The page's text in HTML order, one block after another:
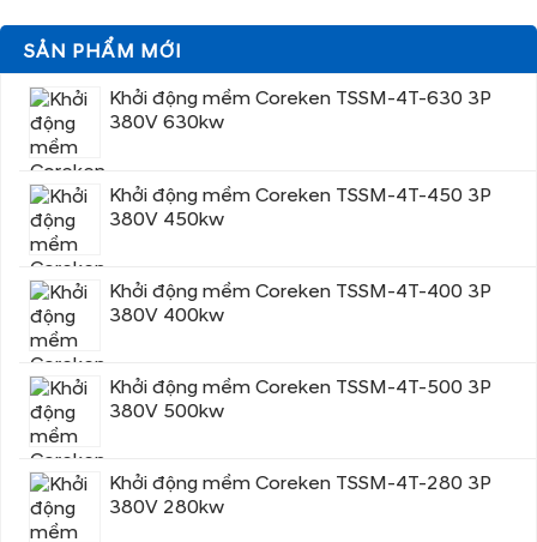
SẢN PHẨM MỚI
Khởi động mềm Coreken TSSM-4T-630 3P
380V 630kw
Khởi động mềm Coreken TSSM-4T-450 3P
380V 450kw
Khởi động mềm Coreken TSSM-4T-400 3P
380V 400kw
Khởi động mềm Coreken TSSM-4T-500 3P
380V 500kw
Khởi động mềm Coreken TSSM-4T-280 3P
380V 280kw